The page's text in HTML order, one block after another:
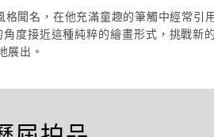
聞名，在他充滿童趣的筆觸中經常引
度接近這種純粹的繪畫形式，挑戰新
展出。